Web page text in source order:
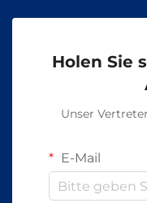
Holen Sie
Unser
E-Mail